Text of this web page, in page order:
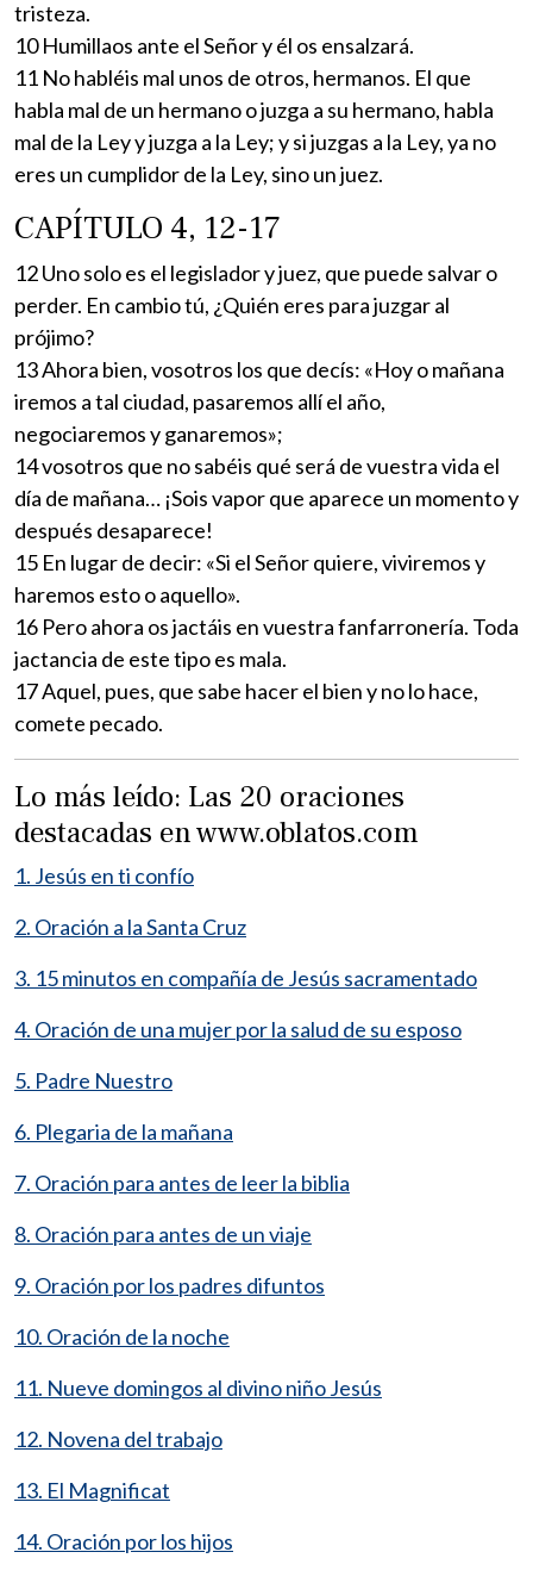
tristeza.
10 Humillaos ante el Señor y él os ensalzará.
11 No habléis mal unos de otros, hermanos. El que
habla mal de un hermano o juzga a su hermano, habla
mal de la Ley y juzga a la Ley; y si juzgas a la Ley, ya no
eres un cumplidor de la Ley, sino un juez.
CAPÍTULO 4, 12-17
12 Uno solo es el legislador y juez, que puede salvar o
perder. En cambio tú, ¿Quién eres para juzgar al
prójimo?
13 Ahora bien, vosotros los que decís: «Hoy o mañana
iremos a tal ciudad, pasaremos allí el año,
negociaremos y ganaremos»;
14 vosotros que no sabéis qué será de vuestra vida el
día de mañana… ¡Sois vapor que aparece un momento y
después desaparece!
15 En lugar de decir: «Si el Señor quiere, viviremos y
haremos esto o aquello».
16 Pero ahora os jactáis en vuestra fanfarronería. Toda
jactancia de este tipo es mala.
17 Aquel, pues, que sabe hacer el bien y no lo hace,
comete pecado.
Lo más leído: Las 20 oraciones
destacadas en www.oblatos.com
1. Jesús en ti confío
2. Oración a la Santa Cruz
3. 15 minutos en compañía de Jesús sacramentado
4. Oración de una mujer por la salud de su esposo
5. Padre Nuestro
6. Plegaria de la mañana
7. Oración para antes de leer la biblia
8. Oración para antes de un viaje
9. Oración por los padres difuntos
10. Oración de la noche
11. Nueve domingos al divino niño Jesús
12. Novena del trabajo
13. El Magnificat
14. Oración por los hijos